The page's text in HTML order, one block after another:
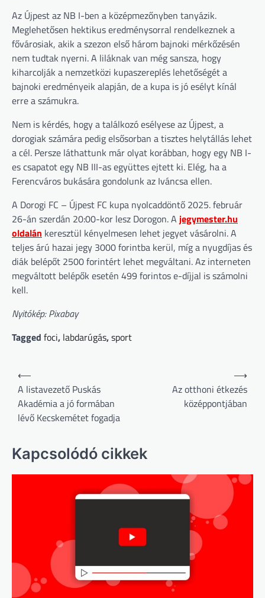
Az Újpest az NB I-ben a középmezőnyben tanyázik.
Meglehetősen hektikus eredménysorral rendelkeznek a
fővárosiak, akik a szezon első három bajnoki mérkőzésén
nem tudtak nyerni. A liláknak van még sansza, hogy
kiharcolják a nemzetközi kupaszereplés lehetőségét a
bajnoki eredményeik alapján, de a kupa is jó esélyt kínál
erre a számukra.
Nem is kérdés, hogy a találkozó esélyese az Újpest, a
dorogiak számára pedig elsősorban a tisztes helytállás lehet
a cél. Persze láthattunk már olyat korábban, hogy egy NB I-
es csapatot egy NB III-as együttes ejtett ki. Elég, ha a
Ferencváros bukására gondolunk az Iváncsa ellen.
A Dorogi FC – Újpest FC kupa nyolcaddöntő 2025. február
26-án szerdán 20:00-kor lesz Dorogon. A jegymester.hu
oldalán keresztül kényelmesen lehet jegyet vásárolni. A
teljes árú hazai jegy 3000 forintba kerül, míg a nyugdíjas és
diák belépőt 2500 forintért lehet megváltani. Az interneten
megváltott belépők esetén 499 forintos e-díjjal is számolni
kell.
Nyitókép: Pixabay
Tagged foci, labdarúgás,sport
Bejegyzés
navigáció
⟵
A listavezető Puskás
Akadémia a jó formában
lévő Kecskemétet fogadja
Az otthoni étkezés
középpontjában
⟶
Kapcsolódó cikkek